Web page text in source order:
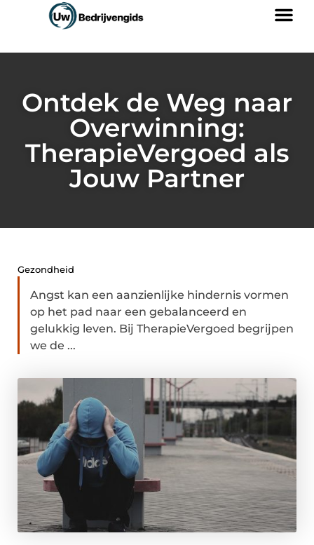
Ontdek de Weg naar
Overwinning:
TherapieVergoed als
Jouw Partner
Gezondheid
Angst kan een aanzienlijke hindernis vormen
op het pad naar een gebalanceerd en
gelukkig leven. Bij TherapieVergoed begrijpen
we de ...